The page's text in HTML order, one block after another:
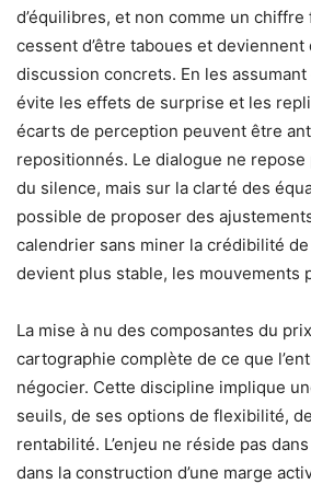
d’équilibres, et non comme un
cessent d’être taboues et deviennent
discussion concrets. En les
évite les effets de surprise et les
écarts de perception peuvent être
repositionnés. Le dialogue ne
du silence, mais sur la clarté des
possible de proposer des
calendrier sans miner la crédibilité de
devient plus stable, les mouvements
La mise à nu des composantes du
cartographie complète de ce que
négocier. Cette discipline implique
seuils, de ses options de flexibilité,
rentabilité. L’enjeu ne réside pas
dans la construction d’une marge